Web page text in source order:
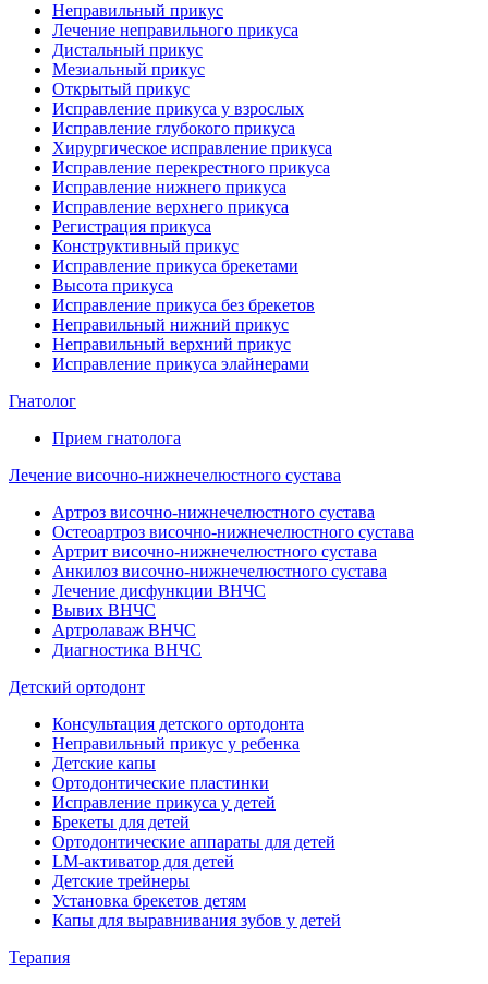
Неправильный прикус
Лечение неправильного прикуса
Дистальный прикус
Мезиальный прикус
Открытый прикус
Исправление прикуса у взрослых
Исправление глубокого прикуса
Хирургическое исправление прикуса
Исправление перекрестного прикуса
Исправление нижнего прикуса
Исправление верхнего прикуса
Регистрация прикуса
Конструктивный прикус
Исправление прикуса брекетами
Высота прикуса
Исправление прикуса без брекетов
Неправильный нижний прикус
Неправильный верхний прикус
Исправление прикуса элайнерами
Гнатолог
Прием гнатолога
Лечение височно-нижнечелюстного сустава
Артроз височно-нижнечелюстного сустава
Остеоартроз височно-нижнечелюстного сустава
Артрит височно-нижнечелюстного сустава
Анкилоз височно-нижнечелюстного сустава
Лечение дисфункции ВНЧС
Вывих ВНЧС
Артролаваж ВНЧС
Диагностика ВНЧС
Детский ортодонт
Консультация детского ортодонта
Неправильный прикус у ребенка
Детские капы
Ортодонтические пластинки
Исправление прикуса у детей
Брекеты для детей
Ортодонтические аппараты для детей
LM-активатор для детей
Детские трейнеры
Установка брекетов детям
Капы для выравнивания зубов у детей
Терапия